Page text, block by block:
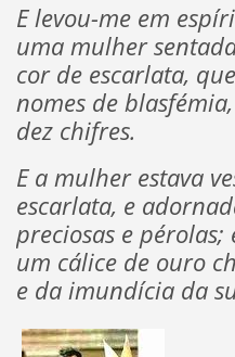
E levou-me em
uma mulher
cor de escarlata,
nomes de
dez chifres.
E a mulher estava
escarlata, e
preciosas e
um cálice de ouro
e da imundícia da